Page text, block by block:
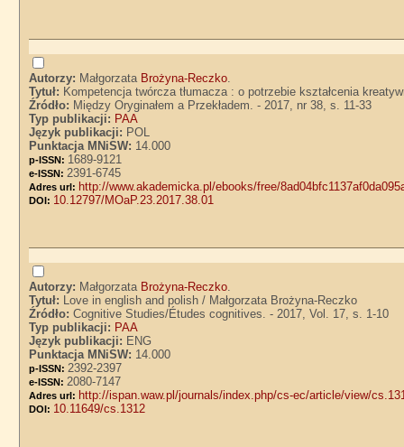
Autorzy: Małgorzata Brożyna-Reczko.
Tytuł: Kompetencja twórcza tłumacza : o potrzebie kształcenia
Źródło: Między Oryginałem a Przekładem. - 2017, nr 38, s. 11-33
Typ publikacji: PAA
Język publikacji: POL
Punktacja MNiSW: 14.000
p-ISSN: 1689-9121
e-ISSN: 2391-6745
Adres url: http://www.akademicka.pl/ebooks/free/
DOI: 10.12797/MOaP.23.2017.38.01
Autorzy: Małgorzata Brożyna-Reczko.
Tytuł: Love in english and polish / Małgorzata Brożyna-Reczko
Źródło:Cognitive Studies/Études cognitives. - 2017, Vol. 17, s. 1-10
Typ publikacji: PAA
Język publikacji: ENG
Punktacja MNiSW: 14.000
p-ISSN: 2392-2397
e-ISSN: 2080-7147
Adres url: http://ispan.waw.pl/journals/index.php/cs-ec/article/view/
DOI: 10.11649/cs.1312